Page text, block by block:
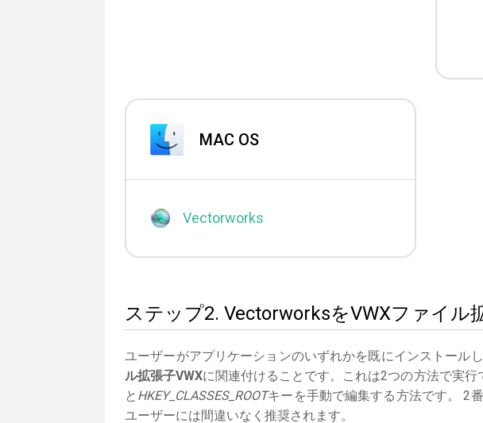
MAC OS
Vectorworks
ステップ2. VectorworksをVWXファイル
ユーザーがアプリケーションのいずれかを既にインストール
ル拡張子VWXに関連付けることです。これは2つの方法で実
と HKEY_CLASSES_ROOTキーを手動で編集する方法です。 2
ユーザーには間違いなく推奨されます。